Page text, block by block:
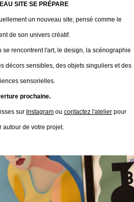
SITE SE PRÉPARE
un nouveau site, pensé comme le
de son univers créatif.
se rencontrent l'art, le design, la scénographie
décors sensibles, des objets singuliers et des
sensorielles.
prochaine.
sur Instagram ou contactez l'atelier pour
autour de votre projet.